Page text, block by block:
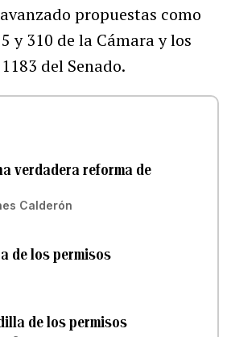
propuestas como
y 310 de la Cámara y los
del Senado.
verdadera reforma de
Calderón
de los permisos
de los permisos